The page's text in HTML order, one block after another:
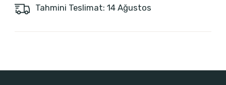
Tahmini Teslimat: 14 Ağustos